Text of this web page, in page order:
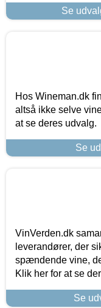
Se
Hos Wineman.dk
altså ikke selve
at se deres udvalg.
Se
VinVerden.dk
leverandører, der
spændende vine,
Klik her for at se
Se